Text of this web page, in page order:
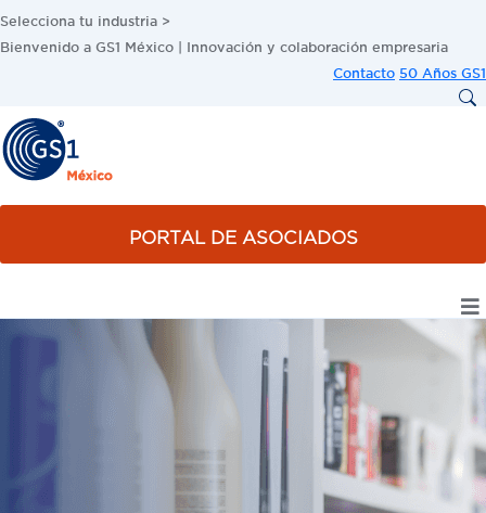
Selecciona tu industria >
Bienvenido a GS1 México | Innovación y colaboración empresaria
Contacto 50 Años GS1
PORTAL DE ASOCIADOS